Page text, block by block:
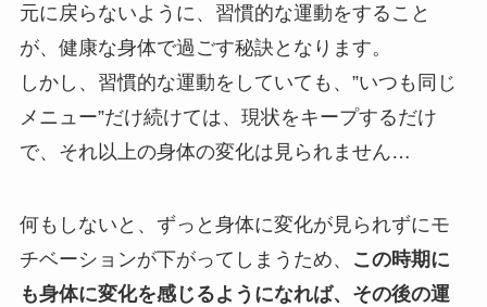
元に戻らないように、習慣的な運動をすること
が、健康な身体で過ごす秘訣となります。
しかし、習慣的な運動をしていても、”いつも同じ
メニュー”だけ続けては、現状をキープするだけ
で、それ以上の身体の変化は見られません…
何もしないと、ずっと身体に変化が見られずにモ
チベーションが下がってしまうため、
この時期に
も身体に変化を感じるようになれば、その後の運